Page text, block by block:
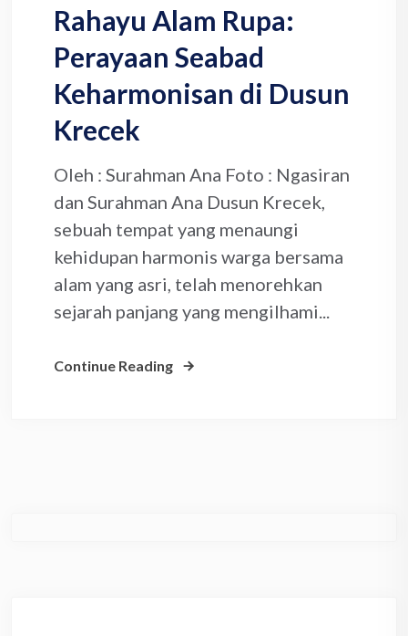
Rahayu Alam Rupa:
Perayaan Seabad
Keharmonisan di Dusun
Krecek
Oleh : Surahman Ana Foto : Ngasiran
dan Surahman Ana Dusun Krecek,
sebuah tempat yang menaungi
kehidupan harmonis warga bersama
alam yang asri, telah menorehkan
sejarah panjang yang mengilhami...
Continue Reading